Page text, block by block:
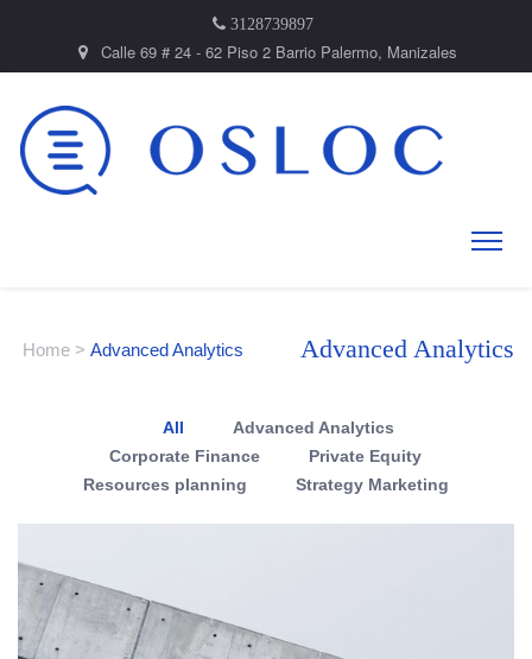
3128739897
Calle 69 # 24 - 62 Piso 2 Barrio Palermo, Manizales
Home > Advanced Analytics Advanced Analytics
All
Advanced Analytics
Corporate Finance
Private Equity
Resources planning
Strategy Marketing